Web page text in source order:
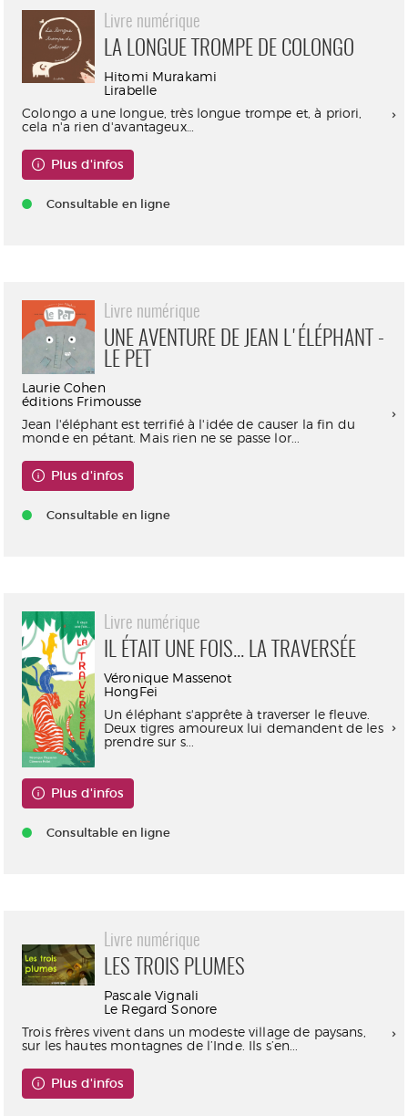
Livre numérique
LA LONGUE TROMPE DE COLONGO
Hitomi Murakami
Lirabelle
Colongo a une longue, très longue trompe et, à priori,
cela n'a rien d'avantageux…
Plus d'infos
Consultable en ligne
Livre numérique
UNE AVENTURE DE JEAN L'ÉLÉPHANT -
LE PET
Laurie Cohen
éditions Frimousse
Jean l'éléphant est terrifié à l'idée de causer la fin du
monde en pétant. Mais rien ne se passe lor...
Plus d'infos
Consultable en ligne
Livre numérique
IL ÉTAIT UNE FOIS... LA TRAVERSÉE
Véronique Massenot
HongFei
Un éléphant s'apprête à traverser le fleuve.
Deux tigres amoureux lui demandent de les
prendre sur s...
Plus d'infos
Consultable en ligne
Livre numérique
LES TROIS PLUMES
Pascale Vignali
Le Regard Sonore
Trois frères vivent dans un modeste village de paysans,
sur les hautes montagnes de l’Inde. Ils s’en...
Plus d'infos